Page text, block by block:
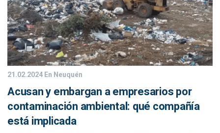
21.02.2024En Neuquén
Acusan y embargan a empresarios por
contaminación ambiental: qué compañía
está implicada